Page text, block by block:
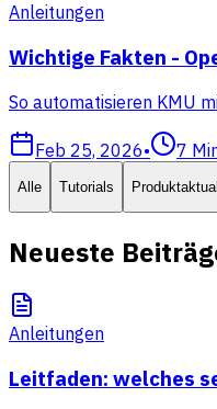
Anleitungen
Wichtige Fakten -
So automatisieren KMU
Feb 25, 2026• 7
Alle Tutorials
Neueste
Anleitungen
Leitfaden: welches